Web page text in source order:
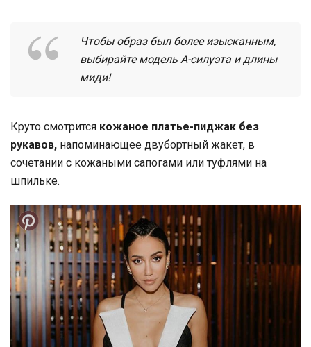
Чтобы образ был более изысканным,
выбирайте модель А-силуэта и длины
миди!
Круто смотрится кожаное платье-пиджак без
рукавов, напоминающее двубортный жакет, в
сочетании с кожаными сапогами или туфлями на
шпильке.